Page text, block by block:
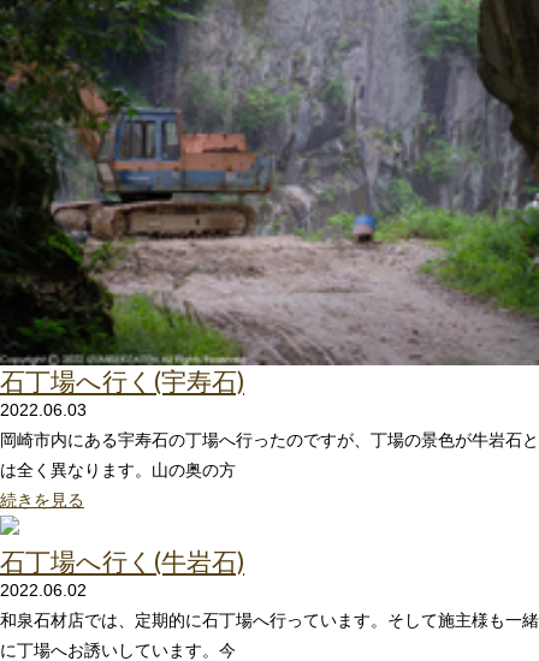
石丁場へ行く(宇寿石)
2022.06.03
岡崎市内にある宇寿石の丁場へ行ったのですが、丁場の景色が牛岩石と
は全く異なります。山の奥の方
続きを見る
石丁場へ行く(牛岩石)
2022.06.02
和泉石材店では、定期的に石丁場へ行っています。そして施主様も一緒
に丁場へお誘いしています。今